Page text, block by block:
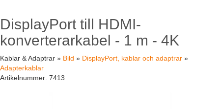
DisplayPort till HDMI-
konverterarkabel - 1 m - 4K
Kablar & Adaptrar » Bild » DisplayPort, kablar och adaptrar »
Adapterkablar
Artikelnummer: 7413